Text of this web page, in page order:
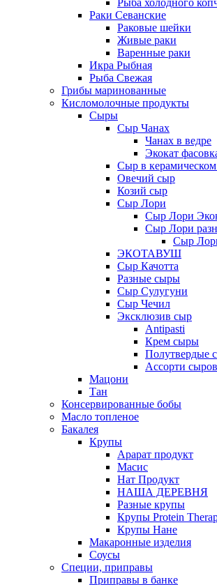
Рыба холодного
Раки Севанские
Раковые шейки
Живые раки
Варенные раки
Икра Рыбная
Рыба Свежая
Грибы маринованные
Кисломолочные продукты
Сыры
Сыр Чанах
Чанах в ведре
Экокат
Сыр в
Овечий сыр
Козий сыр
Сыр Лори
Сыр Лори
Сыр Лори
Сыр
ЭКОТАВУШ
Сыр Качотта
Разные сыры
Сыр Сулугуни
Сыр Чечил
Эксклюзив сыр
Antipasti
Крем сыры
Полутвердые
Ассорти сыров
Мацони
Тан
Консервированные бобы
Масло топленое
Бакалея
Крупы
Арарат продукт
Масис
Нат Продукт
НАША ДЕРЕВНЯ
Разные крупы
Крупы Protein
Крупы Нане
Макаронные изделия
Соусы
Специи, приправы
Приправы в банке